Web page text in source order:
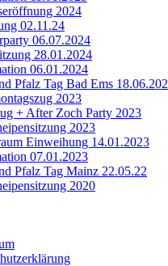
2024
02.11.24
06.07.2024
28.01.2024
06.01.2024
Pfalz Tag Bad Ems
2023
+ After Zoch Party 2023
2023
Einweihung 14.01.2023
07.01.2023
Pfalz Tag Mainz 22.05.22
2020